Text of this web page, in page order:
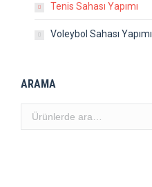
Tenis Sahası Yapımı
Voleybol Sahası Yapımı
ARAMA